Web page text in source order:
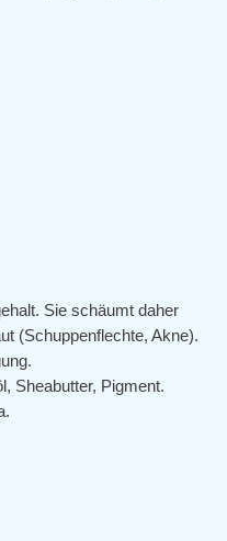
Sie schäumt daher
(Schuppenflechte, Akne).
Sheabutter, Pigment.